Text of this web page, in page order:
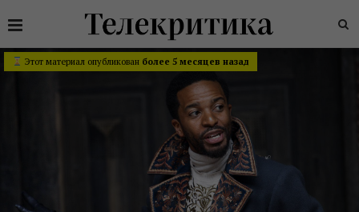
Этот материал опубликован более 5 месяцев назад